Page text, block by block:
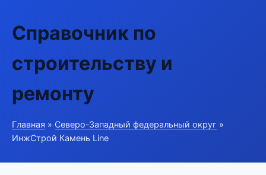
Справочник по
строительству и
ремонту
Главная » Северо-Западный федеральный округ »
ИнжСтрой Камень Line